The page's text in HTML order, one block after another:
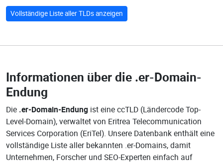
Vollständige Liste aller TLDs anzeigen
Informationen über die .er-Domain-
Endung
Die .er-Domain-Endung ist eine ccTLD (Ländercode Top-
Level-Domain), verwaltet von Eritrea Telecommunication
Services Corporation (EriTel). Unsere Datenbank enthält eine
vollständige Liste aller bekannten .er-Domains, damit
Unternehmen, Forscher und SEO-Experten einfach auf